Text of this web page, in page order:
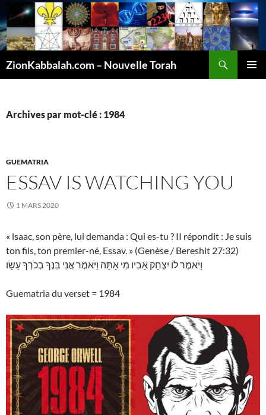
ZionKabbalah.com – Nouvelle Torah
Archives par mot-clé : 1984
GUEMATRIA
ESSAV IS WATCHING YOU
1 MARS 2020
« lsaac, son père, lui demanda : Qui es-tu ? II répondit : Je suis
ton fils, ton premier-né, Essav. » (Genèse / Bereshit 27:32)
וַיֹּאמֶר לוֹ יִצְחָק אָבִיו מִי אָתָּה וַיֹּאמֶר אֲנִי בִּנְךָ בְכֹרְךָ עֵשָׂו
Guematria du verset = 1984